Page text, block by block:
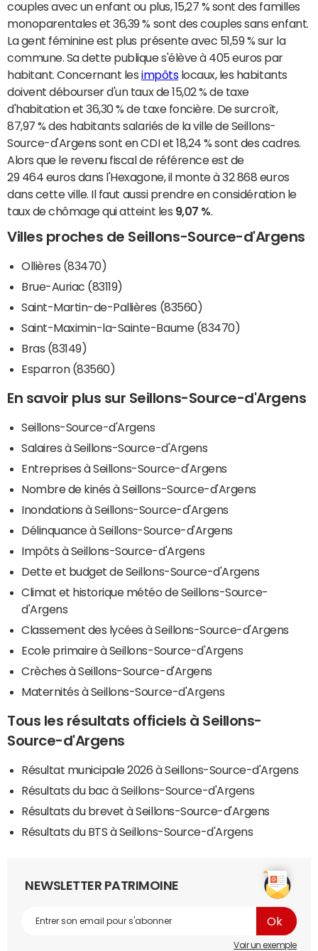
couples avec un enfant ou plus, 15,27 % sont des familles
monoparentales et 36,39 % sont des couples sans enfant.
La gent féminine est plus présente avec 51,59 % sur la
commune. Sa dette publique s'élève à 405 euros par
habitant. Concernant lesimpôtslocaux, les habitants
doivent débourser d'un taux de 15,02 % de taxe
d'habitation et 36,30 % de taxe foncière. De surcroît,
87,97 % des habitants salariés de la ville de Seillons-
Source-d'Argens sont en CDI et 18,24 % sont des cadres.
Alors que le revenu fiscal de référence est de
29 464 euros dans l'Hexagone, il monte à 32 868 euros
dans cette ville. Il faut aussi prendre en considération le
taux de chômage qui atteint les 9,07 %
Villes proches de Seillons-Source-d'Argens
Ollières (83470)
Brue-Auriac (83119)
Saint-Martin-de-Pallières (83560)
Saint-Maximin-la-Sainte-Baume (83470)
Bras (83149)
Esparron (83560)
En savoir plus sur Seillons-Source-d'Argens
Seillons-Source-d'Argens
Salaires à Seillons-Source-d'Argens
Entreprises à Seillons-Source-d'Argens
Nombre de kinés à Seillons-Source-d'Argens
Inondations à Seillons-Source-d'Argens
Délinquance à Seillons-Source-d'Argens
Impôts à Seillons-Source-d'Argens
Dette et budget de Seillons-Source-d'Argens
Climat et historique météo de Seillons-Source-
d'Argens
Classement des lycées à Seillons-Source-d'Argens
Ecole primaire à Seillons-Source-d'Argens
Crèches à Seillons-Source-d'Argens
Maternités à Seillons-Source-d'Argens
Tous les résultats officiels à Seillons-
Source-d'Argens
Résultat municipale 2026 à Seillons-Source-d'Argens
Résultats du bac à Seillons-Source-d'Argens
Résultats du brevet à Seillons-Source-d'Argens
Résultats du BTS à Seillons-Source-d'Argens
NEWSLETTER PATRIMOINE
Voir un exemple